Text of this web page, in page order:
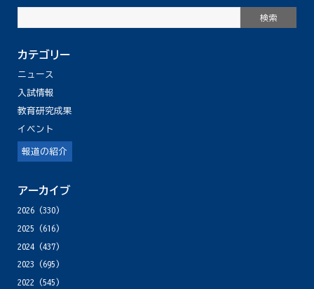
カテゴリー
ニュース
入試情報
教育研究成果
イベント
報道の紹介
アーカイブ
2026(330)
2025 (616)
2024(437)
2023 (695)
2022 (545)